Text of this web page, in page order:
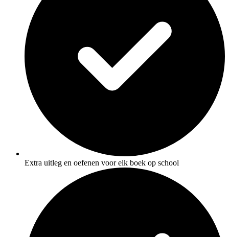
Extra uitleg en oefenen voor elk boek op school